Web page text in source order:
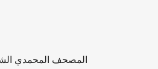
المصحف المحمدي